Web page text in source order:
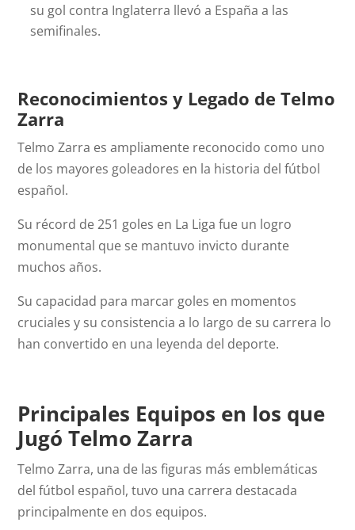
su gol contra Inglaterra llevó a España a las
semifinales.
Reconocimientos y Legado de Telmo
Zarra
Telmo Zarra es ampliamente reconocido como uno
de los mayores goleadores en la historia del fútbol
español.
Su récord de 251 goles en La Liga fue un logro
monumental que se mantuvo invicto durante
muchos años.
Su capacidad para marcar goles en momentos
cruciales y su consistencia a lo largo de su carrera lo
han convertido en una leyenda del deporte.
Principales Equipos en los que
Jugó Telmo Zarra
Telmo Zarra, una de las figuras más emblemáticas
del fútbol español, tuvo una carrera destacada
principalmente en dos equipos.